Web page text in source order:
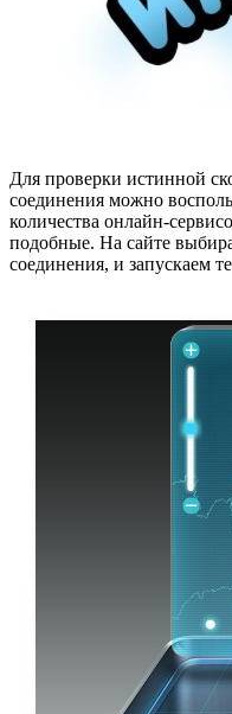
Для проверки истинной
соединения можно
количества онлайн-
подобные. На сайте
соединения, и запускаем